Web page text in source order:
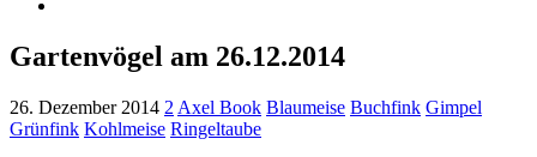
Gartenvögel am 26.12.2014
26. Dezember 2014 2 Axel Book Blaumeise Buchfink Gimpel
Grünfink Kohlmeise Ringeltaube